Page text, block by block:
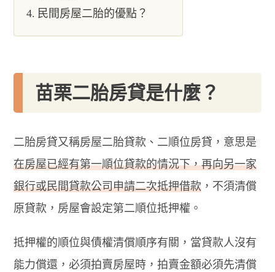
民間房屋二胎的優點？
苗栗二胎房貸是什麼？
二胎房貸又稱房屋二胎貸款、二順位房貸，意思是
在房屋已經有第一順位貸款的情況下，再向另一家
銀行或民間貸款公司申請二次抵押借款 ，不須清償
原貸款，房屋會設定第二順位抵押權。
抵押權的順位與債權清償順序有關，當貸款人沒有
能力償還，必須拍賣房屋時，拍賣金額必須先清償